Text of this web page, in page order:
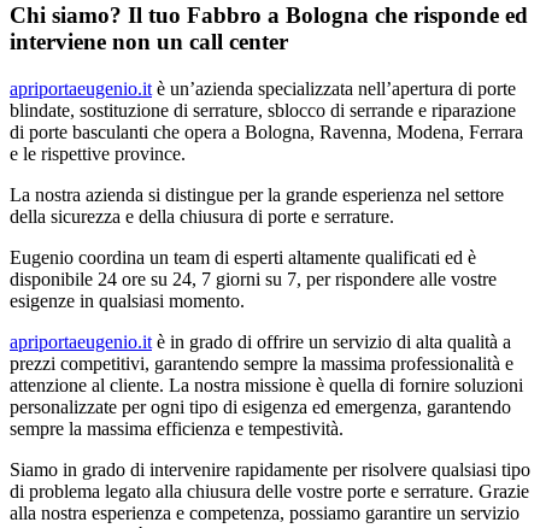
Chi siamo? Il tuo Fabbro a Bologna che risponde ed
interviene non un call center
apriportaeugenio.it è un’azienda specializzata nell’apertura di porte
blindate, sostituzione di serrature, sblocco di serrande e riparazione
di porte basculanti che opera a Bologna, Ravenna, Modena, Ferrara
e le rispettive province.
La nostra azienda si distingue per la grande esperienza nel settore
della sicurezza e della chiusura di porte e serrature.
Eugenio coordina un team di esperti altamente qualificati ed è
disponibile 24 ore su 24, 7 giorni su 7, per rispondere alle vostre
esigenze in qualsiasi momento.
apriportaeugenio.it è in grado di offrire un servizio di alta qualità a
prezzi competitivi, garantendo sempre la massima professionalità e
attenzione al cliente. La nostra missione è quella di fornire soluzioni
personalizzate per ogni tipo di esigenza ed emergenza, garantendo
sempre la massima efficienza e tempestività.
Siamo in grado di intervenire rapidamente per risolvere qualsiasi tipo
di problema legato alla chiusura delle vostre porte e serrature. Grazie
alla nostra esperienza e competenza, possiamo garantire un servizio